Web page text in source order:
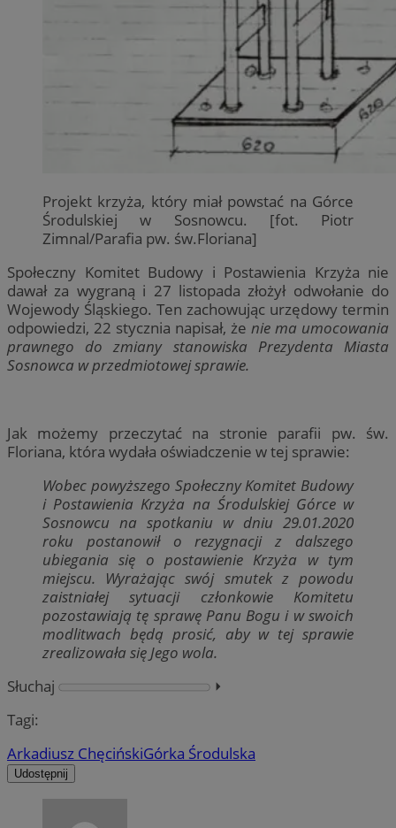
Projekt krzyża, który miał powstać na Górce
Środulskiej w Sosnowcu. [fot. Piotr
Zimnal/Parafia pw. św.Floriana]
Społeczny Komitet Budowy i Postawienia Krzyża nie
dawał za wygraną i 27 listopada złożył odwołanie do
Wojewody Śląskiego. Ten zachowując urzędowy termin
odpowiedzi, 22 stycznia napisał, że nie ma umocowania
prawnego do zmiany stanowiska Prezydenta Miasta
Sosnowca w przedmiotowej sprawie.
Jak możemy przeczytać na stronie parafii pw. św.
Floriana, która wydała oświadczenie w tej sprawie:
Wobec powyższego Społeczny Komitet Budowy
i Postawienia Krzyża na Środulskiej Górce w
Sosnowcu na spotkaniu w dniu 29.01.2020
roku postanowił o rezygnacji z dalszego
ubiegania się o postawienie Krzyża w tym
miejscu. Wyrażając swój smutek z powodu
zaistniałej sytuacji członkowie Komitetu
pozostawiają tę sprawę Panu Bogu i w swoich
modlitwach będą prosić, aby w tej sprawie
zrealizowała się Jego wola.
Słuchaj
⏵︎
Tagi:
Arkadiusz ChęcińskiGórka Środulska
Udostępnij